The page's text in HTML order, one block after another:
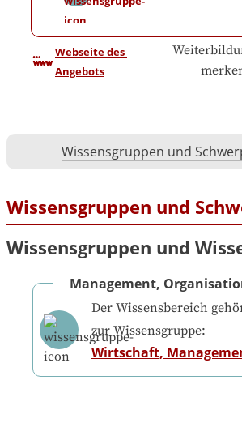
Webseite des
Angebots
Wissensgruppen und
Wissensgruppen und
Wissensgruppen und
Management,
Der Wissensbereich
zur Wissensgruppe:
Wirtschaft,